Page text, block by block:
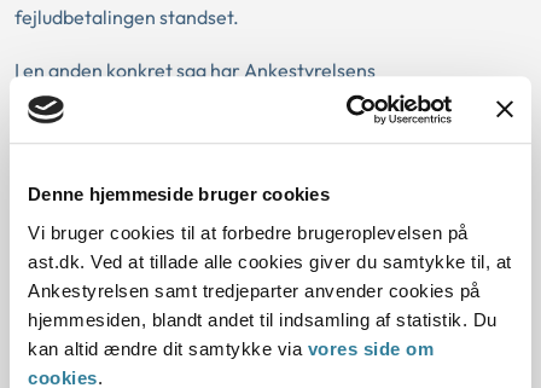
Denne hjemmeside bruger cookies
Vi bruger cookies til at forbedre brugeroplevelsen på
ast.dk. Ved at tillade alle cookies giver du samtykke til, at
Ankestyrelsen samt tredjeparter anvender cookies på
hjemmesiden, blandt andet til indsamling af statistik. Du
kan altid ændre dit samtykke via vores side om
cookies.
fejludbetalingen standset.
I en anden konkret sag har Ankestyrelsens
Beskæftigelsesudvalg vurderet, at SU, der blev fejludbetalt
for september måned 2015, ikke skulle betragtes som en
Ankestyrelsens Beskæftigelsesudvalg vurderede i denne
forbindelse, at fejludbetalingen ikke skyldtes borgers
handlinger, og at borger ikke var nærmest til at bære
risikoen for fejludbetalingen.
Borger gav samtidig med studieophør besked til sin
uddannelsesinstitution, som automatisk videregav